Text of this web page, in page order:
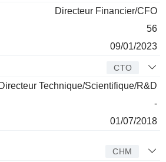
Directeur Financier/CFO
56
09/01/2023
CTO
Directeur Technique/Scientifique/R&D
-
01/07/2018
CHM